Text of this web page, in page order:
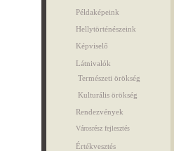
Példaképeink
Hellytörténészeink
Képviselő
Látnivalók
Természeti örökség
Kulturális örökség
Rendezvények
Városrész fejlesztés
Értékvesztés